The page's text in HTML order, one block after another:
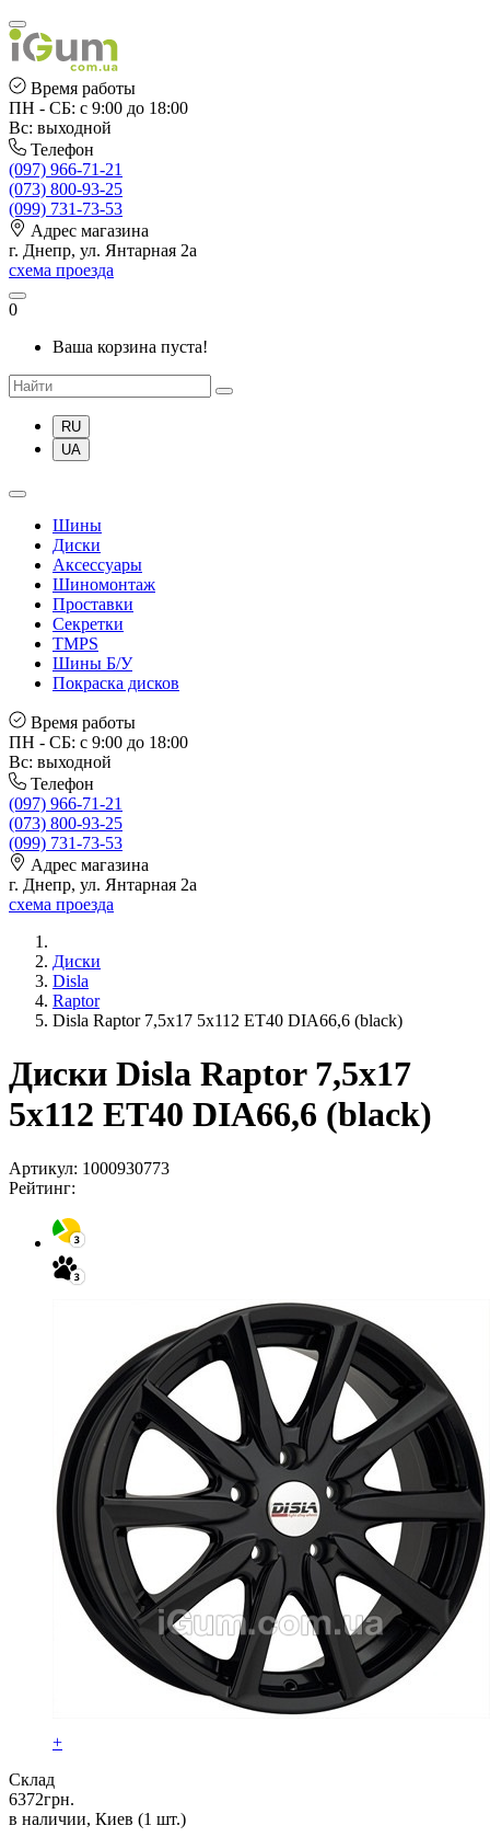
Время работы
ПН - СБ: с 9:00 до 18:00
Вс: выходной
Телефон
(097) 966-71-21
(073) 800-93-25
(099) 731-73-53
Адрес магазина
г. Днепр, ул. Янтарная 2а
схема проезда
0
Ваша корзина пуста!
RU
UA
Шины
Диски
Аксессуары
Шиномонтаж
Проставки
Секретки
TMPS
Шины Б/У
Покраска дисков
Время работы
ПН - СБ: с 9:00 до 18:00
Вс: выходной
Телефон
(097) 966-71-21
(073) 800-93-25
(099) 731-73-53
Адрес магазина
г. Днепр, ул. Янтарная 2а
схема проезда
Диски
Disla
Raptor
Disla Raptor 7,5x17 5x112 ET40 DIA66,6 (black)
Диски Disla Raptor 7,5x17
5x112 ET40 DIA66,6 (black)
Артикул: 1000930773
Рейтинг:
+
Склад
6372грн.
в наличии, Киев (1 шт.)